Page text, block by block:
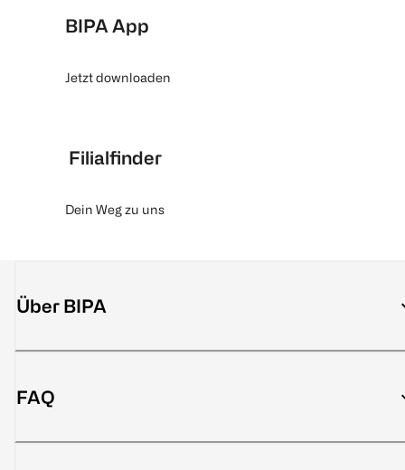
BIPA App
Jetzt downloaden
Filialfinder
Dein Weg zu uns
Über BIPA
FAQ